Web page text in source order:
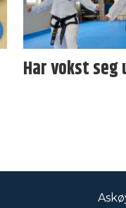
Har vokst seg